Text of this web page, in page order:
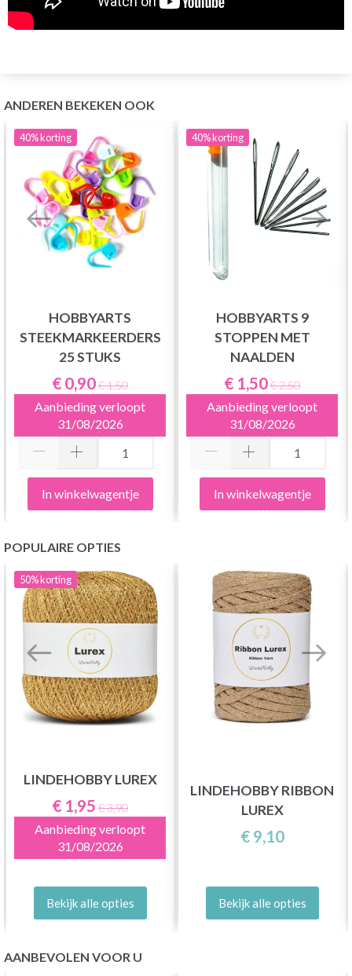
ANDEREN BEKEKEN OOK
40%korting
HOBBYARTS
STEEKMARKEERDERS
25 STUKS
€ 0,90€ 1,50
Aanbieding verloopt
31/08/2026
In winkelwagentje
40%korting
HOBBYARTS 9
STOPPEN MET
NAALDEN
€ 1,50€ 2,50
Aanbieding verloopt
31/08/2026
In winkelwagentje
POPULAIRE OPTIES
50%korting
LINDEHOBBY LUREX
€ 1,95 € 3,90
Aanbieding verloopt
31/08/2026
Bekijk alle opties
LINDEHOBBY RIBBON
LUREX
€ 9,10
Bekijk alle opties
AANBEVOLEN VOOR U